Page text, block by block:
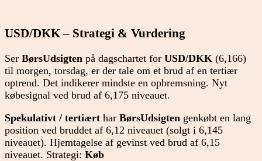
USD/DKK – Strategi & Vurdering
Ser BørsUdsigten på dagschartet for USD/DKK (6,166)
til morgen, torsdag, er der tale om et brud af en tertiær
optrend. Det indikerer mindste en opbremsning. Nyt
købesignal ved brud af 6,175 niveauet.
Spekulativt / tertiært har BørsUdsigten genkøbt en lang
position ved bruddet af 6,12 niveauet (solgt i 6,145
niveauet). Hjemtagelse af gevinst ved brud af 6,15
niveauet. Strategi: Køb